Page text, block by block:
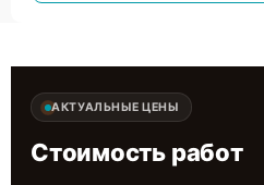
АКТУАЛЬНЫЕ ЦЕНЫ
Стоимость работ